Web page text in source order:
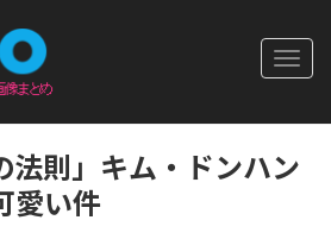
法則」キム・ドンハン
愛い件